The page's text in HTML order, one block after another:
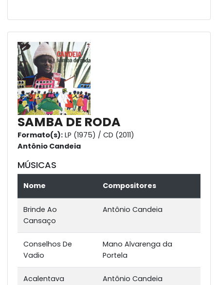
SAMBA DE RODA
Formato(s): LP (1975) / CD (2011)
Antônio Candeia
MÚSICAS
Nome Compositores
Brinde Ao
Cansaço
Antônio Candeia
Conselhos De
Vadio
Mano Alvarenga da
Portela
Acalentava Antônio Candeia